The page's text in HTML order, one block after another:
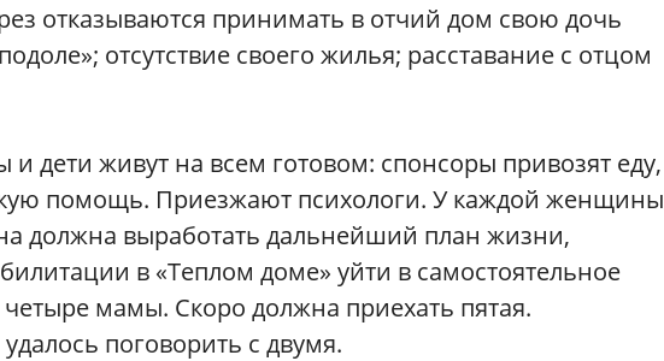
отказываются принимать в отчий дом свою дочь
отсутствие своего жилья; расставание с отцом
дети живут на всем готовом: спонсоры привозят еду,
помощь. Приезжают психологи. У каждой женщины
должна выработать дальнейший план жизни,
в «Теплом доме» уйти в самостоятельное
мамы. Скоро должна приехать пятая.
поговорить с двумя.